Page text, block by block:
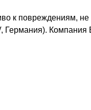
к повреждениям,